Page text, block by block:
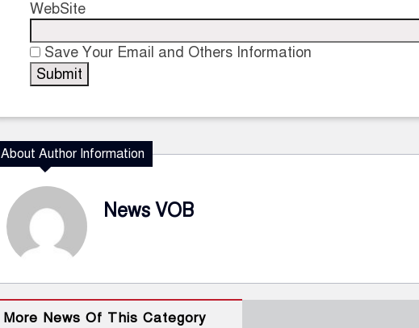
WebSite
Save Your Email and Others Information
About Author Information
News VOB
More News Of This Category